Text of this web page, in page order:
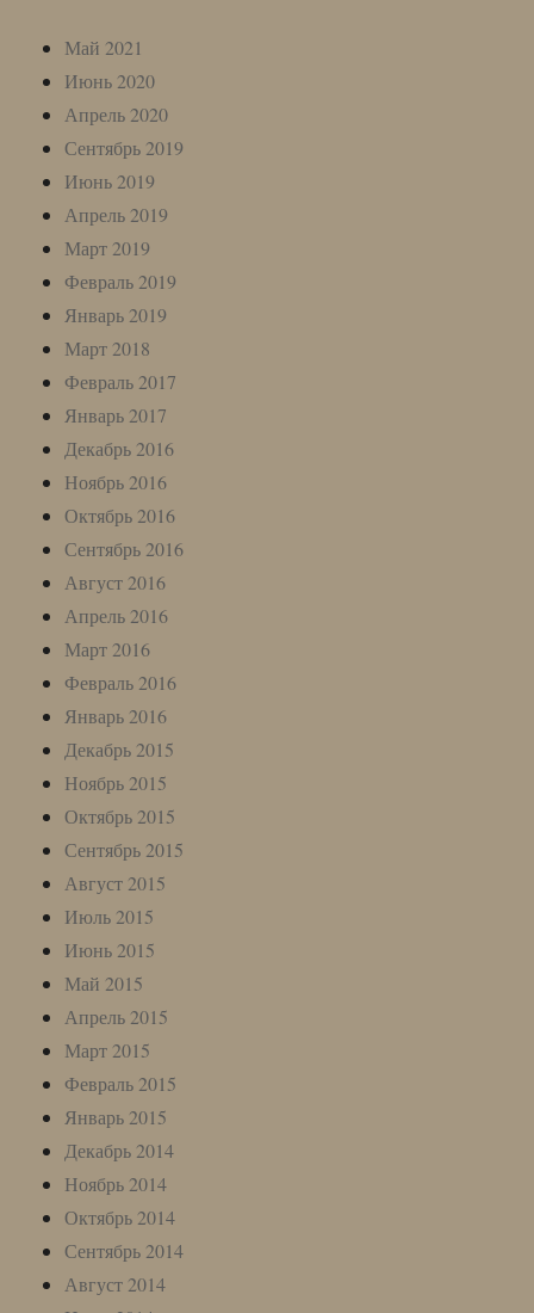
Май 2021
Июнь 2020
Апрель 2020
Сентябрь 2019
Июнь 2019
Апрель 2019
Март 2019
Февраль 2019
Январь 2019
Март 2018
Февраль 2017
Январь 2017
Декабрь 2016
Ноябрь 2016
Октябрь 2016
Сентябрь 2016
Август 2016
Апрель 2016
Март 2016
Февраль 2016
Январь 2016
Декабрь 2015
Ноябрь 2015
Октябрь 2015
Сентябрь 2015
Август 2015
Июль 2015
Июнь 2015
Май 2015
Апрель 2015
Март 2015
Февраль 2015
Январь 2015
Декабрь 2014
Ноябрь 2014
Октябрь 2014
Сентябрь 2014
Август 2014